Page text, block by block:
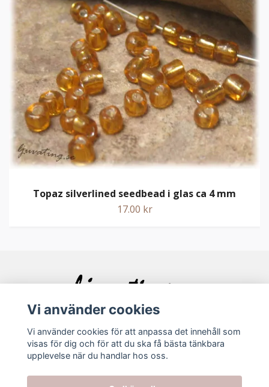
Topaz silverlined seedbead i glas ca 4 mm
17.00 kr
Bolagsinfo
Vi använder cookies
Vi använder cookies för att anpassa det innehåll som
visas för dig och för att du ska få bästa tänkbara
upplevelse när du handlar hos oss.